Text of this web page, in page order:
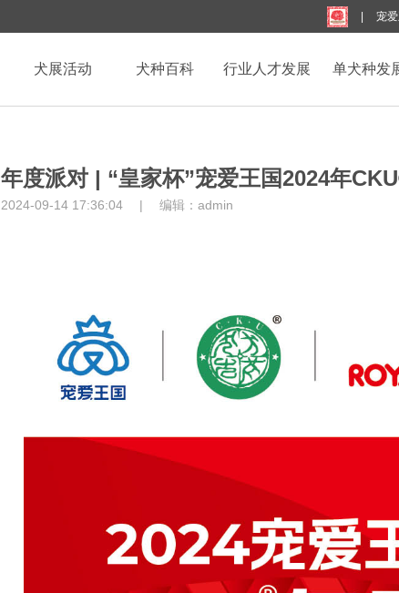
宠
犬展活动 犬种百科 行业人才发展 单犬种发
年度派对 | “皇家杯”宠爱王国2024年
2024-09-14 17:36:04 | 编辑： admin